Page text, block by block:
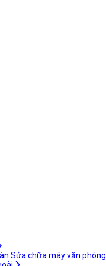
Sửa chữa máy văn phòng